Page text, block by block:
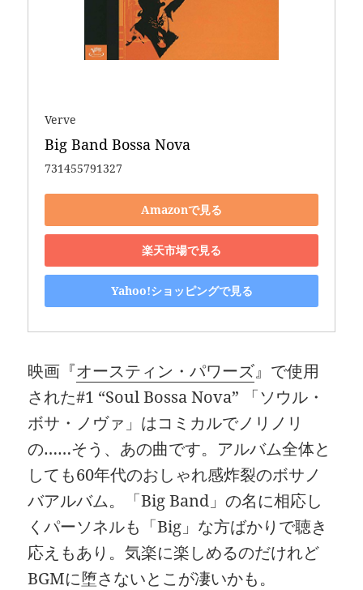
Verve
Big Band Bossa Nova
731455791327
Amazonで見る
楽天市場で見る
Yahoo!ショッピングで見る
映画『オースティン・パワーズ』で使用
された#1 “Soul Bossa Nova” 「ソウル・
ボサ・ノヴァ」はコミカルでノリノリ
の……そう、あの曲です。アルバム全体と
しても60年代のおしゃれ感炸裂のボサノ
バアルバム。「Big Band」の名に相応し
くパーソネルも「Big」な方ばかりで聴き
応えもあり。気楽に楽しめるのだけれど
BGMに堕さないとこが凄いかも。